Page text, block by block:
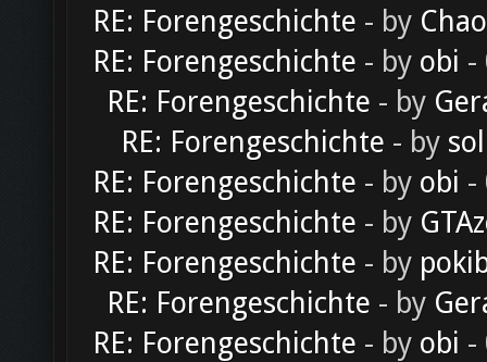
RE: Forengeschichte - by
RE: Forengeschichte - by obi -
RE: Forengeschichte - by
RE: Forengeschichte - by
RE: Forengeschichte - by obi -
RE: Forengeschichte - by
RE: Forengeschichte - by
RE: Forengeschichte - by
RE: Forengeschichte - by obi -